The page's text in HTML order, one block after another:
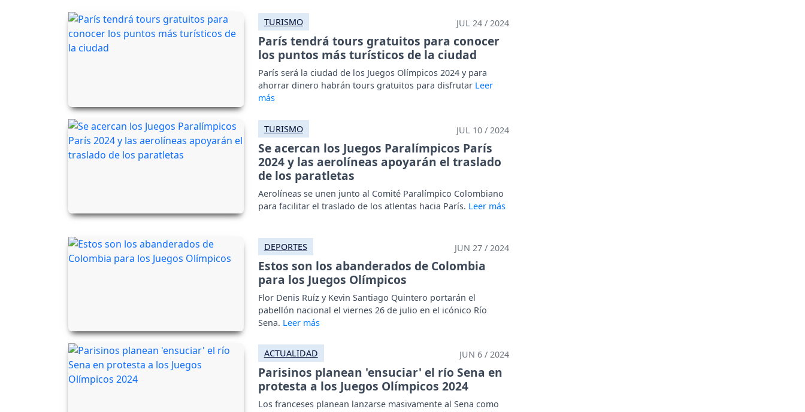
TURISMO JUL 24 / 2024
París tendrá tours gratuitos para conocer
los puntos más turísticos de la ciudad
París será la ciudad de los Juegos Olímpicos 2024 y para
ahorrar dinero habrán tours gratuitos para disfrutar
TURISMO JUL 10 / 2024
Se acercan los Juegos Paralímpicos París
2024 y las aerolíneas apoyarán el traslado
de los paratletas
Aerolíneas se unen junto al Comité Paralímpico Colombiano
para facilitar el traslado de los atlentas hacia París.
DEPORTES JUN 27 / 2024
Estos son los abanderados de Colombia
para los Juegos Olímpicos
Flor Denis Ruíz y Kevin Santiago Quintero portarán el
pabellón nacional el viernes 26 de julio en el icónico Río
Sena.
ACTUALIDAD JUN 6 / 2024
Parisinos planean 'ensuciar' el río Sena en
protesta a los Juegos Olímpicos 2024
Los franceses planean lanzarse masivamente al Sena como